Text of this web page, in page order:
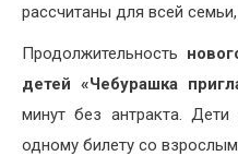
рассчитаны для всей
Продолжительность
детей «Чебурашка
минут без антракта.
одному билету со